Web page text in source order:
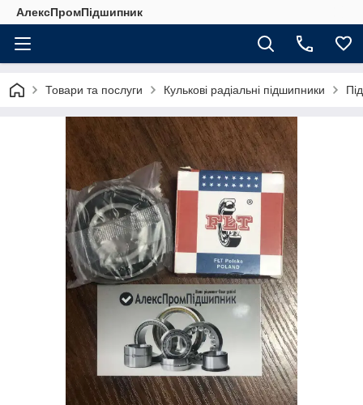
АлексПромПідшипник
Товари та послуги Кулькові радіальні підшипники